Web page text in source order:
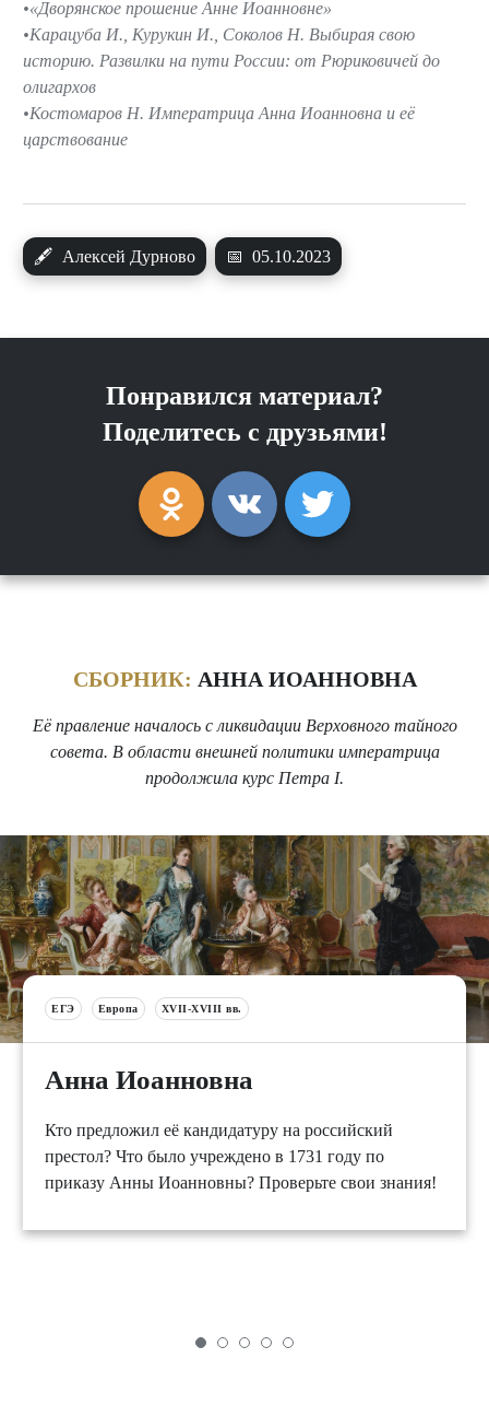
🖋 Алексей Дурново 📅 05.10.2023
«Дворянское прошение Анне Иоанновне»
Карацуба И., Курукин И., Соколов Н. Выбирая свою
историю. Развилки на пути России: от Рюриковичей до
олигархов
Костомаров Н. Императрица Анна Иоанновна и её
царствование
Понравился материал?
Поделитесь с друзьями!
СБОРНИК: АННА ИОАННОВНА
Её правление началось с ликвидации Верховного тайного
совета. В области внешней политики императрица
продолжила курс Петра I.
ЕГЭ Европа XVII-XVIII вв.
Анна Иоанновна
Кто предложил её кандидатуру на российский
престол? Что было учреждено в 1731 году по
приказу Анны Иоанновны? Проверьте свои знания!